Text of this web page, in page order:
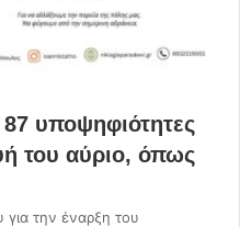
υποψηφιότητες
του αύριο, όπως
την έναρξη του